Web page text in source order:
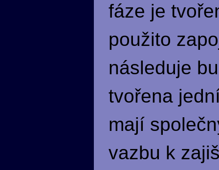
fáze je
použito
následuje
tvořena
mají
vazbu k